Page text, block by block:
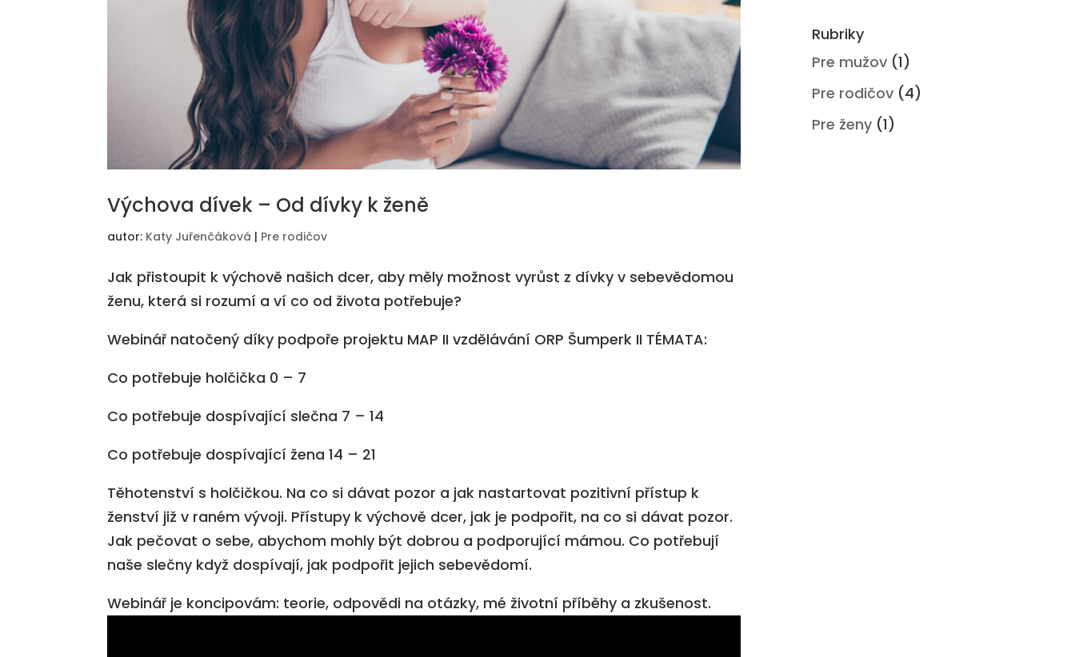
Výchova dívek – Od dívky k ženě
autor: Katy Juřenčáková | Pre rodičov
Jak přistoupit k výchově našich dcer, aby měly možnost vyrůst z dívky v sebevědomou
ženu, která si rozumí a ví co od života potřebuje?
Webinář natočený díky podpoře projektu MAP II vzdělávání ORP Šumperk II TÉMATA:
Co potřebuje holčička 0 – 7
Co potřebuje dospívající slečna 7 – 14
Co potřebuje dospívající žena 14 – 21
Těhotenství s holčičkou. Na co si dávat pozor a jak nastartovat pozitivní přístup k
ženství již v raném vývoji. Přístupy k výchově dcer, jak je podpořit, na co si dávat pozor.
Jak pečovat o sebe, abychom mohly být dobrou a podporující mámou. Co potřebují
naše slečny když dospívají, jak podpořit jejich sebevědomí.
Webinář je koncipovám: teorie, odpovědi na otázky, mé životní příběhy a zkušenost.
Rubriky
Pre mužov (1)
Pre rodičov (4)
Pre ženy (1)